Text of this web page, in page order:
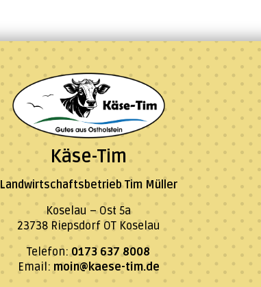
Käse-Tim
Landwirtschaftsbetrieb Tim Müller
Koselau – Ost 5a
23738 Riepsdorf OT Koselau
Telefon:0173 637 8008
Email: moin@kaese-tim.de